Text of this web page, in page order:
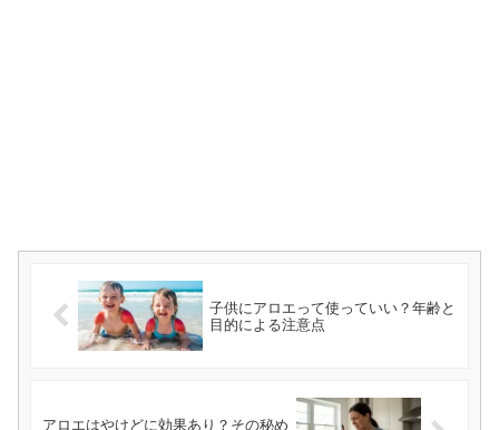
子供にアロエって使っていい？年齢と
目的による注意点
アロエはやけどに効果あり？その秘め